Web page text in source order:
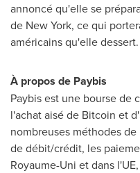
annoncé qu'elle se
de New York, ce qui
américains qu'elle dessert.
À propos de Paybis
Paybis est une bourse de
l'achat aisé de Bitcoin et
nombreuses méthodes
de débit/crédit, les
Royaume-Uni et dans